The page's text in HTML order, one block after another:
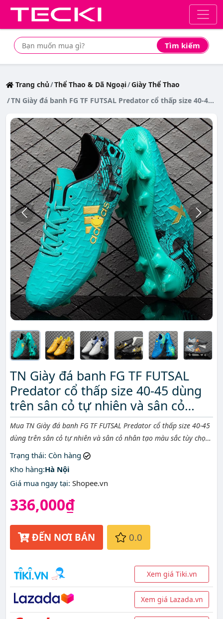
Tìm kiếm
Tìm mua sản phẩm giá rẻ nhất
Trang chủ Thể Thao & Dã Ngoại Giày Thể Thao
TN Giày đá banh FG TF FUTSAL Predator cổ thấp size 40-45 dùng trên sân cỏ tự nhiên và sân cỏ nhân tạo màu sắc tùy chọn
TN Giày đá banh FG TF FUTSAL
Predator cổ thấp size 40-45 dùng
trên sân cỏ tự nhiên và sân cỏ
nhân tạo màu sắc tùy chọn
Mô tả ngắn
Mua TN Giày đá banh FG TF FUTSAL Predator cổ thấp size 40-45
dùng trên sân cỏ tự nhiên và sân cỏ nhân tạo màu sắc tùy chọn
giá rẻ nhất ở đâu?
Trạng thái: Còn hàng
Kho hàng:Hà Nội
Giá mua ngay tại: Shopee.vn
336,000₫
ĐẾN NƠI BÁN 0.0
Xem giá Tiki.vn
Xem giá Lazada.vn